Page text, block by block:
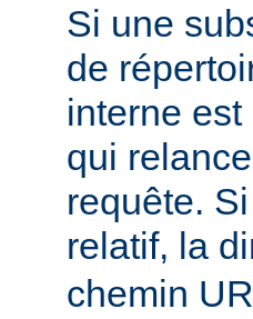
Si une
de
interne
qui
requête.
relatif, la
chemin